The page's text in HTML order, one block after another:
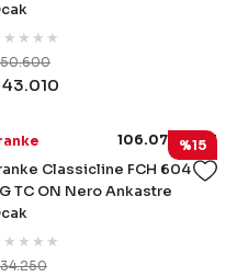
43.010
%15
106.0739.523
Classicline FCH 604
TC ON Nero Ankastre